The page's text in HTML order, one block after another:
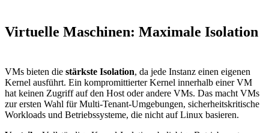
Virtuelle Maschinen: Maximale Isolation
VMs bieten die stärkste Isolation, da jede Instanz einen eigenen
Kernel ausführt. Ein kompromittierter Kernel innerhalb einer VM
hat keinen Zugriff auf den Host oder andere VMs. Das macht VMs
zur ersten Wahl für Multi-Tenant-Umgebungen, sicherheitskritische
Workloads und Betriebssysteme, die nicht auf Linux basieren.